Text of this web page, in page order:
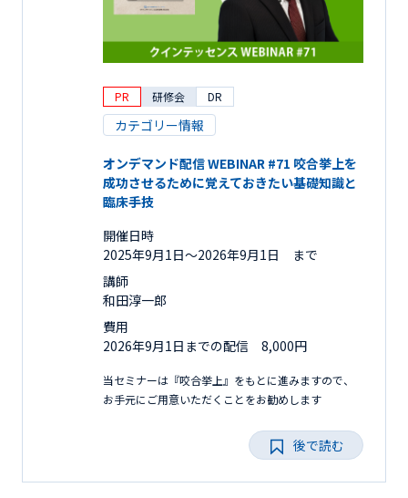
PR 研修会 DR
カテゴリー情報
オンデマンド配信 WEBINAR #71 咬合挙上を
成功させるために覚えておきたい基礎知識と
臨床手技
開催日時
2025年9月1日〜2026年9月1日 まで
講師
和田淳一郎
費用
2026年9月1日までの配信 8,000円
当セミナーは『咬合挙上』をもとに進みますので、
お手元にご用意いただくことをお勧めします
後で読む